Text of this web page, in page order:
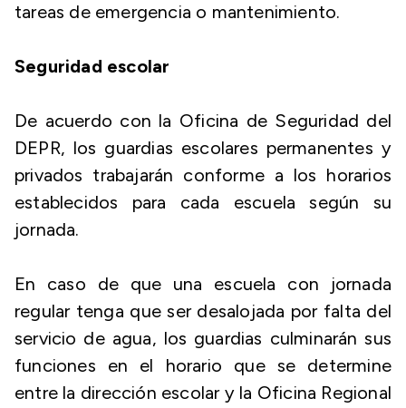
tareas de emergencia o mantenimiento.
Seguridad escolar
De acuerdo con la Oficina de Seguridad del
DEPR, los guardias escolares permanentes y
privados trabajarán conforme a los horarios
establecidos para cada escuela según su
jornada.
En caso de que una escuela con jornada
regular tenga que ser desalojada por falta del
servicio de agua, los guardias culminarán sus
funciones en el horario que se determine
entre la dirección escolar y la Oficina Regional